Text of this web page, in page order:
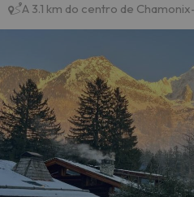
A 3.1 km do centro de